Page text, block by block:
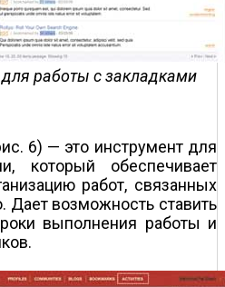
работы с закладками
6) — это инструмент для
который обеспечивает
работ, связанных
Дает возможность ставить
выполнения работы и